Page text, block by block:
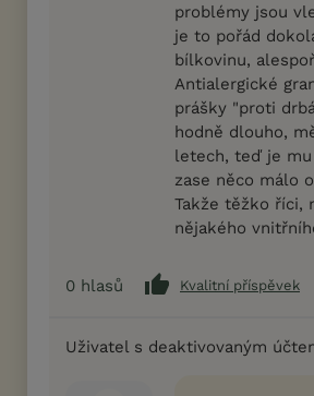
problémy jsou
je to pořád
bílkovinu,
Antialergické
prášky "proti
hodně dlouho,
letech, teď je mu
zase něco málo
Takže těžko říci,
nějakého
0 hlasů Kvalitní příspěvek
Uživatel s deaktivovaným